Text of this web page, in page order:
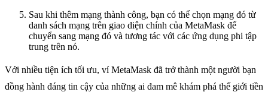
Sau khi thêm mạng thành công, bạn có thể chọn mạng đó từ
danh sách mạng trên giao diện chính của MetaMask để
chuyển sang mạng đó và tương tác với các ứng dụng phi tập
trung trên nó.
Với nhiều tiện ích tối ưu, ví MetaMask đã trở thành một người bạn
đồng hành đáng tin cậy của những ai đam mê khám phá thế giới tiền